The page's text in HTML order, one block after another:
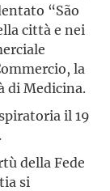
“São
città e nei
la
di Medicina.
il 19
della Fede
si